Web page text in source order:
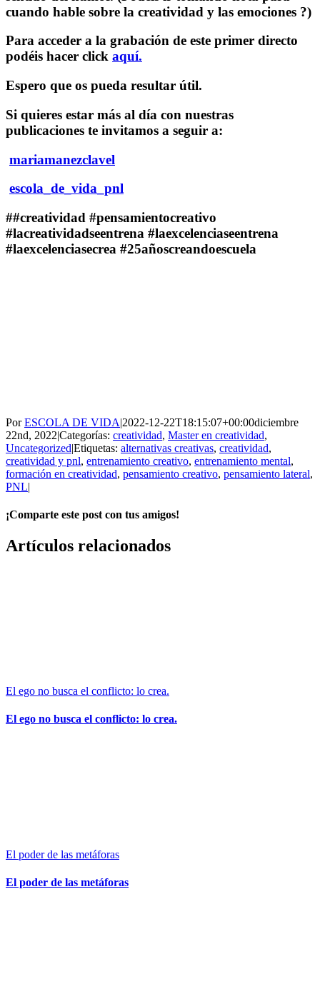
cuando hable sobre la creatividad y las emociones ?)
Para acceder a la grabación de este primer directo
podéis hacer click aquí.
Espero que os pueda resultar útil.
Si quieres estar más al día con nuestras
publicaciones te invitamos a seguir a:
mariamanezclavel
escola_de_vida_pnl
##creatividad #pensamientocreativo
#lacreatividadseentrena #laexcelenciaseentrena
#laexcelenciasecrea #25añoscreandoescuela
PorESCOLA DE VIDA|2022-12-22T18:15:07+00:00diciembre
22nd, 2022|Categorías: creatividad, Master en creatividad,
Uncategorized|Etiquetas: alternativas creativas, creatividad,
creatividad y pnl, entrenamiento creativo, entrenamiento mental,
formación en creatividad, pensamiento creativo, pensamiento lateral,
PNL|
¡Comparte este post con tus amigos!
Facebook
X
WhatsApp
Correo
electrónico
Artículos relacionados
El ego no busca el conflicto: lo crea.
El ego no busca el conflicto: lo crea.
El poder de las metáforas
El poder de las metáforas